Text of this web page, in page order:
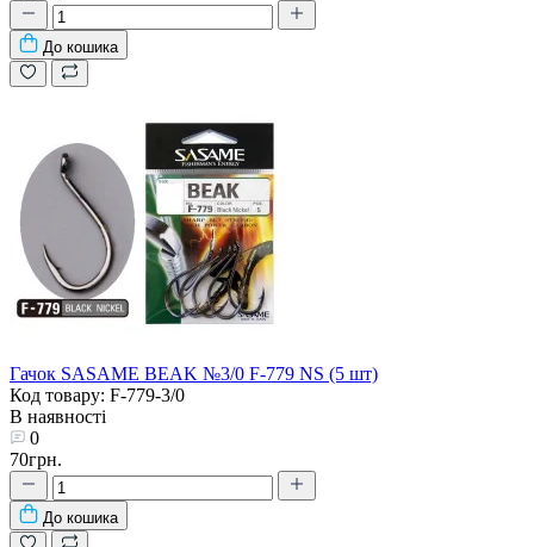
До кошика
Гачок SASAME BEAK №3/0 F-779 NS (5 шт)
Код товару: F-779-3/0
В наявності
0
70грн.
До кошика